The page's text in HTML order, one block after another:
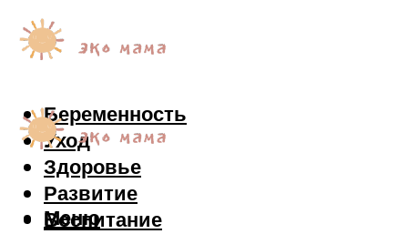
Беременность
Уход
Здоровье
Развитие
Воспитание
Меню